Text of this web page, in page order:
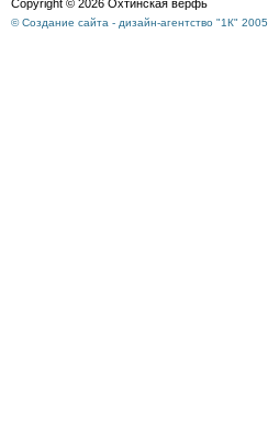
Copyright © 2026 Охтинская верфь
© Создание сайта - дизайн-агентство "1К" 2005